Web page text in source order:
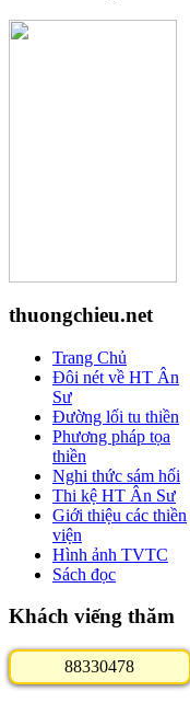
thuongchieu.net
Trang Chủ
Đôi nét về HT Ân
Sư
Đường lối tu thiền
Phương pháp tọa
thiền
Nghi thức sám hối
Thi kệ HT Ân Sư
Giới thiệu các thiền
viện
Hình ảnh TVTC
Sách đọc
Khách viếng thăm
88330478